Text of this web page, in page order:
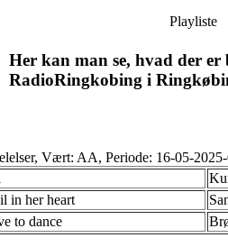
Playliste
Her kan man se, hvad der er
RadioRingkobing i
Vært: AA, Periode: 16-05-
in her heart
to dance